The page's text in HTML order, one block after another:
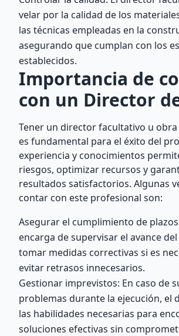
velar por la calidad de los
las técnicas empleadas en la
asegurando que cumplan con los
establecidos.
Importancia de
con un Director
Tener un director facultativo u
es fundamental para el éxito del
experiencia y conocimientos
riesgos, optimizar recursos y
resultados satisfactorios. Algunas
contar con este profesional son:
Asegurar el cumplimiento de
encarga de supervisar el avance
tomar medidas correctivas si es
evitar retrasos innecesarios.
Gestionar imprevistos: En caso de
problemas durante la ejecución, el
las habilidades necesarias para
soluciones efectivas sin